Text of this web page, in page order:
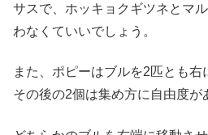
サスで、ホッキョクギツネとマ
わなくていいでしょう。
また、ポピーはブルを2匹とも右
その後の2個は集め方に自由度が